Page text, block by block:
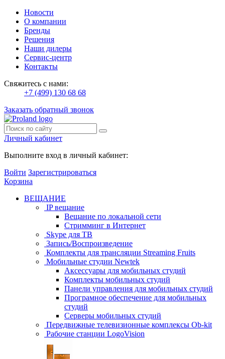
Новости
О компании
Бренды
Решения
Наши дилеры
Сервис-центр
Контакты
Свяжитесь с нами:
+7 (499) 130 68 68
Заказать обратный звонок
Личный кабинет
Выполните вход в личный кабинет:
Войти Зарегистрироваться
Корзина
ВЕЩАНИЕ
IP вещание
Вещание по локальной сети
Стримминг в Интернет
Skype для ТВ
Запись/Воспроизведение
Комплекты для трансляции Streaming Fruits
Мобильные студии Newtek
Аксессуары для мобильных студий
Комплекты мобильных студий
Панели управления для мобильных студий
Програмное обеспечение для мобильных
студий
Серверы мобильных студий
Передвижные телевизионные комплексы Ob-kit
Рабочие станции LogoVision